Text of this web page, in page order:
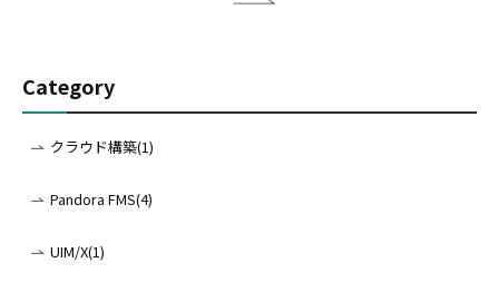
Category
クラウド構築(1)
Pandora FMS(4)
UIM/X(1)